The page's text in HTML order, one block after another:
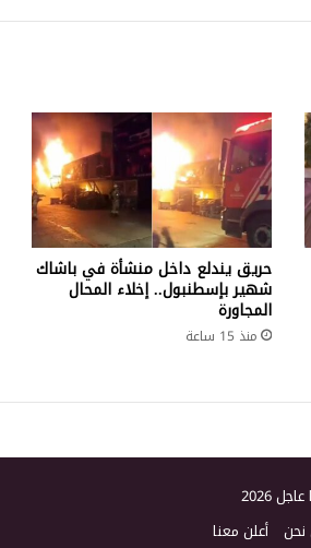
حريق يندلع داخل منشأة في باشاك
شهير بإسطنبول.. إخلاء المحال
المجاورة
منذ 15 ساعة
2026
أعلن معنا